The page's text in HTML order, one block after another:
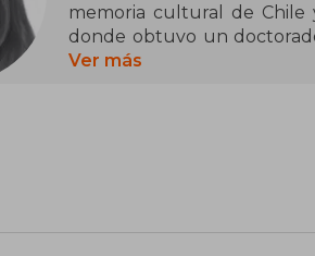
memoria cultural de Chile
donde obtuvo un
sido docente de Historia
sobre el pasado y su
Ver más